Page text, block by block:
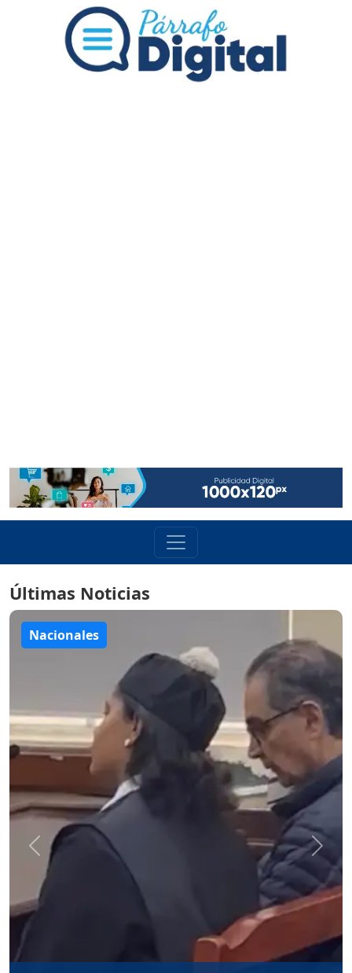
Últimas Noticias
Nacionales
Anterior